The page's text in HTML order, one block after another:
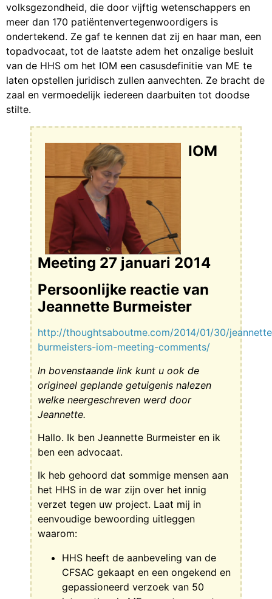
volksgezondheid, die door vijftig wetenschappers en
meer dan 170 patiëntenvertegenwoordigers is
ondertekend. Ze gaf te kennen dat zij en haar man, een
topadvocaat, tot de laatste adem het onzalige besluit
van de HHS om het IOM een casusdefinitie van ME te
laten opstellen juridisch zullen aanvechten. Ze bracht de
zaal en vermoedelijk iedereen daarbuiten tot doodse
stilte.
IOM
Meeting 27 januari 2014
Persoonlijke reactie van
Jeannette Burmeister
http://thoughtsaboutme.com/2014/01/30/
burmeisters-iom-meeting-comments/
In bovenstaande link kunt u ook de
origineel geplande getuigenis nalezen
welke neergeschreven werd door
Jeannette.
Hallo. Ik ben Jeannette Burmeister en ik
ben een advocaat.
Ik heb gehoord dat sommige mensen aan
het HHS in de war zijn over het innig
verzet tegen uw project. Laat mij in
eenvoudige bewoording uitleggen
waarom:
HHS heeft de aanbeveling van de
CFSAC gekaapt en een ongekend en
gepassioneerd verzoek van 50